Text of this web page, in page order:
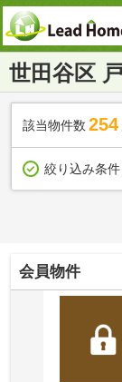
世田谷区
該当物件数 254
絞り込み条件
会員物件